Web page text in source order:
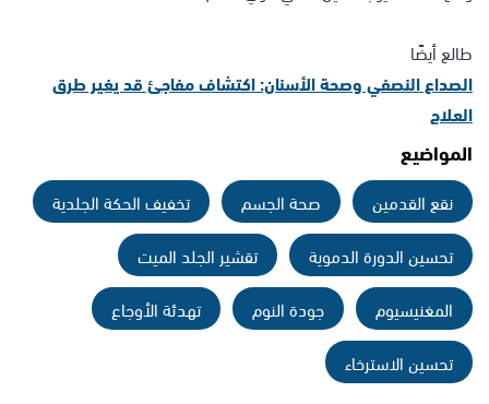
طالع أيضًا
الصداع النصفي وصحة الأسنان: اكتشاف مفاجئ قد يغير طرق
العلاج
المواضيع
نقع القدمين صحة الجسم
تخفيف الحكة الجلدية
تحسين الدورة الدموية
تقشير الجلد الميت
المغنيسيوم
جودة النوم
تهدئة الأوجاع
تحسين الاسترخاء